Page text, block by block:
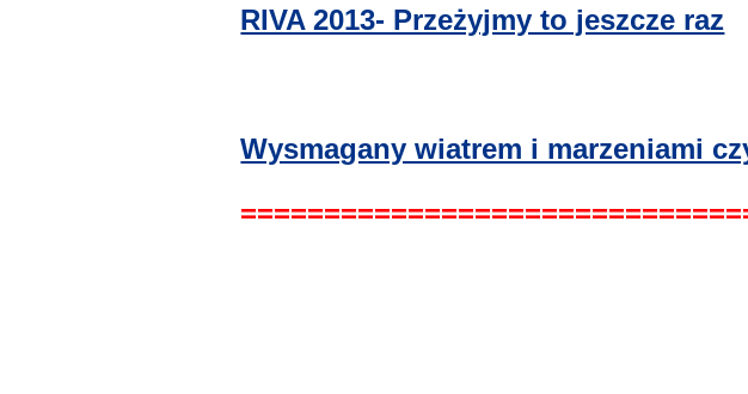
RIVA 2013- Przeżyjmy to jeszcze raz
Wysmagany wiatrem i marzeniami